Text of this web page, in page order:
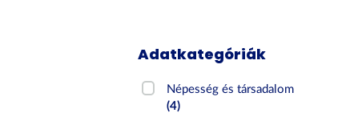
Adatkategóriák
Népesség és társadalom
(4)